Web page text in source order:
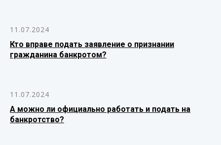
11.07.2024
Кто вправе подать заявление о признании
гражданина банкротом?
11.07.2024
А можно ли официально работать и подать на
банкротство?